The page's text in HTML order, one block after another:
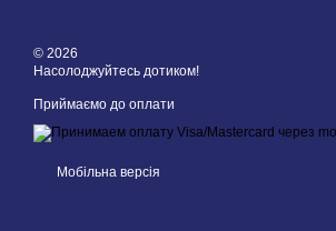
© 2026
Насолоджуйтесь дотиком!
Приймаємо до оплати
Мобільна версія